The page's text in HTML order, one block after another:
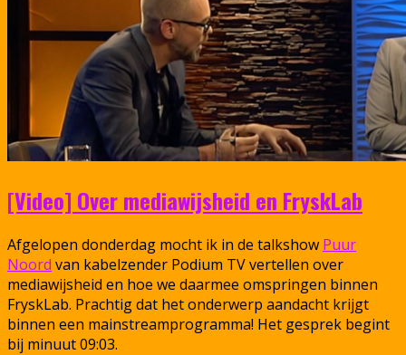
[Video] Over mediawijsheid en FryskLab
Afgelopen donderdag mocht ik in de talkshow Puur
Noord van kabelzender Podium TV vertellen over
mediawijsheid en hoe we daarmee omspringen binnen
FryskLab. Prachtig dat het onderwerp aandacht krijgt
binnen een mainstreamprogramma! Het gesprek begint
bij minuut 09:03.